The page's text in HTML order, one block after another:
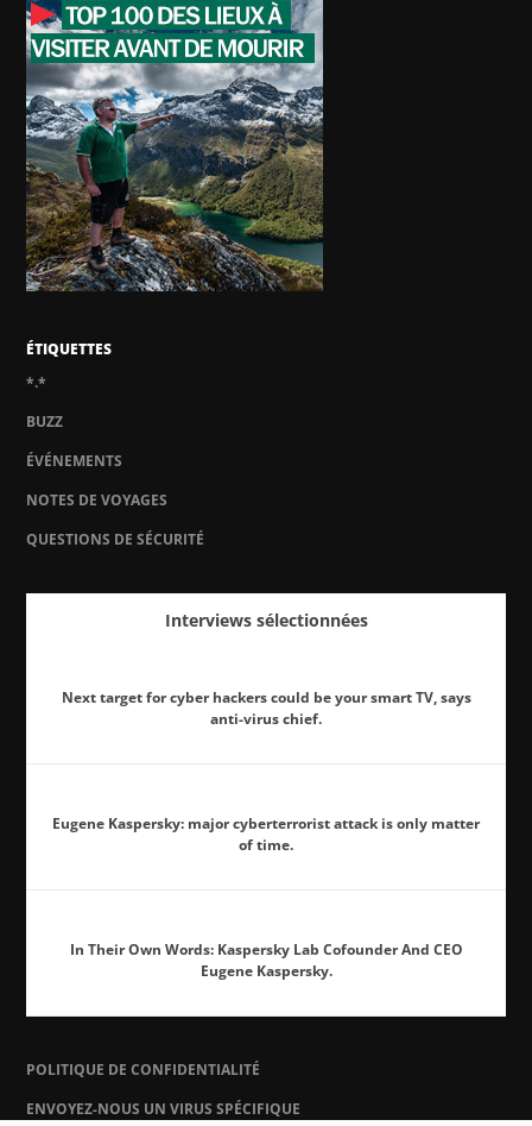
ÉTIQUETTES
*.*
BUZZ
ÉVÉNEMENTS
NOTES DE VOYAGES
QUESTIONS DE SÉCURITÉ
Interviews sélectionnées
Next target for cyber hackers could be your smart TV, says
anti-virus chief.
Eugene Kaspersky: major cyberterrorist attack is only matter
of time.
In Their Own Words: Kaspersky Lab Cofounder And CEO
Eugene Kaspersky.
POLITIQUE DE CONFIDENTIALITÉ
ENVOYEZ-NOUS UN VIRUS SPÉCIFIQUE